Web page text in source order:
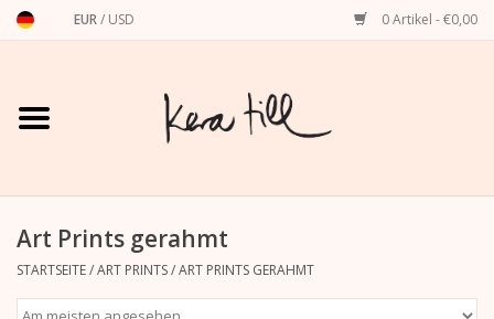
EUR/ USD 0 Artikel - €0,00
Startseite
Art Prints
Art Prints gerahmt
STARTSEITE/ART PRINTS/ART PRINTS GERAHMT